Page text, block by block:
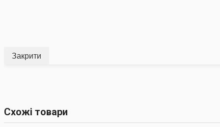
Закрити
Схожі товари